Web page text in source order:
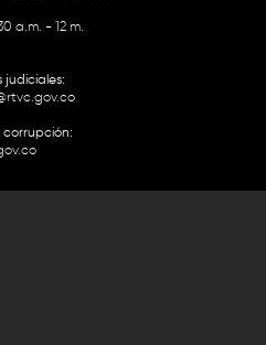
a.m. - 12 m.
judiciales: